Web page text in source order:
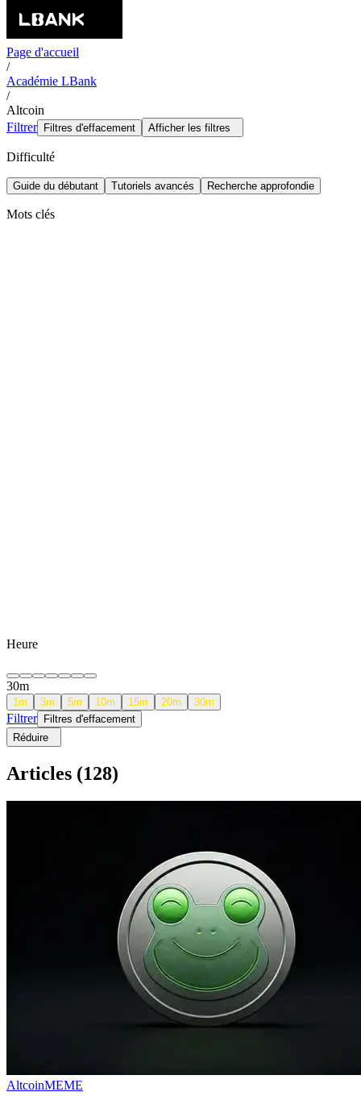
Page d'accueil
/
Académie LBank
/
Altcoin
Filtrer
Filtres d'effacement Afficher les filtres
Difficulté
Guide du débutant Tutoriels avancés Recherche approfondie
Mots clés
Heure
30m
1m 3m 5m 10m 15m 20m 30m
Filtrer
Filtres d'effacement
Réduire
Articles (128)
AltcoinMEME